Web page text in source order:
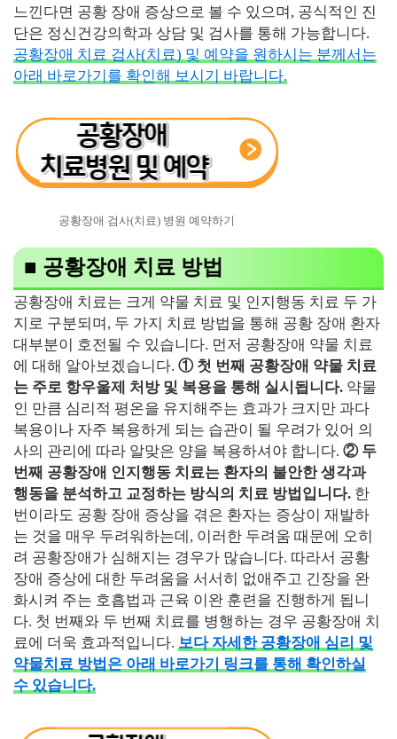
느낀다면 공황 장애 증상으로 볼 수 있으며, 공식적인 진
단은 정신건강의학과 상담 및 검사를 통해 가능합니다.
공황장애 치료 검사(치료) 및 예약을 원하시는 분께서는
아래 바로가기를 확인해 보시기 바랍니다.
공황장애 검사(치료) 병원 예약하기
■ 공황장애 치료 방법
공황장애 치료는 크게 약물 치료 및 인지행동 치료 두 가
지로 구분되며, 두 가지 치료 방법을 통해 공황 장애 환자
대부분이 호전될 수 있습니다. 먼저 공황장애 약물 치료
에 대해 알아보겠습니다. ① 첫 번째 공황장애 약물 치료
는 주로 항우울제 처방 및 복용을 통해 실시됩니다. 약물
인 만큼 심리적 평온을 유지해주는 효과가 크지만 과다
복용이나 자주 복용하게 되는 습관이 될 우려가 있어 의
사의 관리에 따라 알맞은 양을 복용하셔야 합니다. ② 두
번째 공황장애 인지행동 치료는 환자의 불안한 생각과
행동을 분석하고 교정하는 방식의 치료 방법입니다. 한
번이라도 공황 장애 증상을 겪은 환자는 증상이 재발하
는 것을 매우 두려워하는데, 이러한 두려움 때문에 오히
려 공황장애가 심해지는 경우가 많습니다. 따라서 공황
장애 증상에 대한 두려움을 서서히 없애주고 긴장을 완
화시켜 주는 호흡법과 근육 이완 훈련을 진행하게 됩니
다. 첫 번째와 두 번째 치료를 병행하는 경우 공황장애 치
료에 더욱 효과적입니다. 보다 자세한 공황장애 심리 및
약물치료 방법은 아래 바로가기 링크를 통해 확인하실
수 있습니다.